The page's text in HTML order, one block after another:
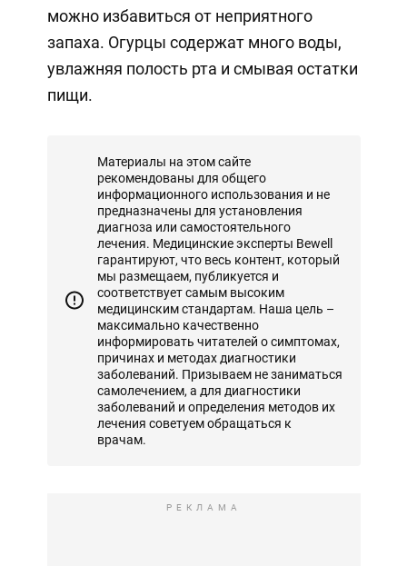
можно избавиться от неприятного
запаха. Огурцы содержат много воды,
увлажняя полость рта и смывая остатки
пищи.
Материалы на этом сайте
рекомендованы для общего
информационного использования и не
предназначены для установления
диагноза или самостоятельного
лечения. Медицинские эксперты Bewell
гарантируют, что весь контент, который
мы размещаем, публикуется и
соответствует самым высоким
медицинским стандартам. Наша цель –
максимально качественно
информировать читателей о симптомах,
причинах и методах диагностики
заболеваний. Призываем не заниматься
самолечением, а для диагностики
заболеваний и определения методов их
лечения советуем обращаться к
врачам.
РЕКЛАМА